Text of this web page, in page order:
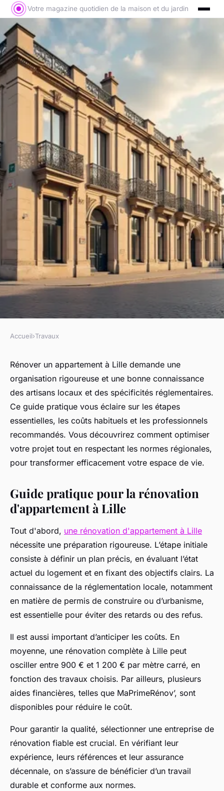
Votre magazine quotidien de la maison et du jardin
Bien préparer sa rénovation
d'appartement à Lille
Capucine• 2 décembre 2025•9 min de lecture
Accueil›Travaux
Rénover un appartement à Lille demande une
organisation rigoureuse et une bonne connaissance
des artisans locaux et des spécificités réglementaires.
Ce guide pratique vous éclaire sur les étapes
essentielles, les coûts habituels et les professionnels
recommandés. Vous découvrirez comment optimiser
votre projet tout en respectant les normes régionales,
pour transformer efficacement votre espace de vie.
Guide pratique pour la rénovation
d'appartement à Lille
Tout d'abord, une rénovation d'appartement à Lille
nécessite une préparation rigoureuse. L’étape initiale
consiste à définir un plan précis, en évaluant l’état
actuel du logement et en fixant des objectifs clairs. La
connaissance de la réglementation locale, notamment
en matière de permis de construire ou d’urbanisme,
est essentielle pour éviter des retards ou des refus.
Il est aussi important d’anticiper les coûts. En
moyenne, une rénovation complète à Lille peut
osciller entre 900 € et 1 200 € par mètre carré, en
fonction des travaux choisis. Par ailleurs, plusieurs
aides financières, telles que MaPrimeRénov’, sont
disponibles pour réduire le coût.
Pour garantir la qualité, sélectionner une entreprise de
rénovation fiable est crucial. En vérifiant leur
expérience, leurs références et leur assurance
décennale, on s’assure de bénéficier d’un travail
durable et conforme aux normes.